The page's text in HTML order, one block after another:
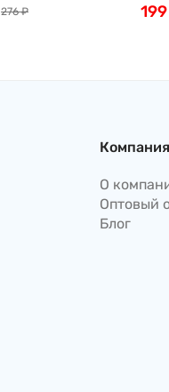
(Bonito), 50г
276 ₽ 199
Компания
О
Оптовый
Блог